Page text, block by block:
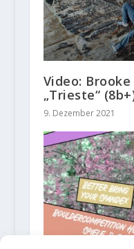
Video:
„Trieste“
9. Dezember 2021